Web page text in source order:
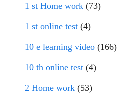
1 st Home work (73)
1 st online test (4)
10 e learning video (166)
10 th online test (4)
2 Home work (53)